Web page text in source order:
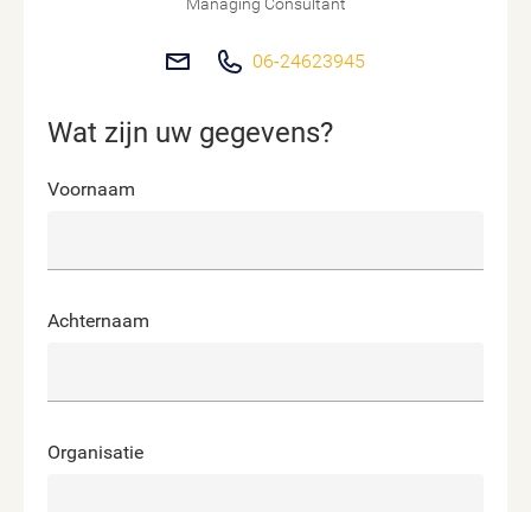
06-24623945
Wat zijn uw gegevens?
Voornaam
Achternaam
Organisatie